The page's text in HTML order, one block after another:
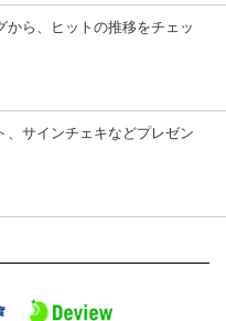
から、ヒットの推移をチェッ
、サインチェキなどプレゼン